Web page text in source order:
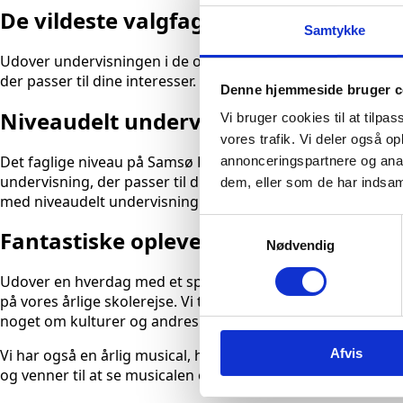
Samtykke
Denne hjemmeside bruger
Vi bruger cookies til at
vores trafik. Vi deler også
annonceringspartnere og
dem, eller som de har
Nødvendig
Afvis
De vildeste valgfag i 9. Klasse – til
Udover undervisningen i de obligatoriske skolefag, om
der passer til dine interesser. Flere gange om i løbet af
Niveaudelt undervisning
Det faglige niveau på Samsø Efterskole afgøres ikke bare
undervisning, der passer til dig – både i de fag, der
med niveaudelt undervisning kan vi tilbyde dig faglige
Fantastiske oplevelser med hele
Udover en hverdag med et spændende skema, byder et
på vores årlige skolerejse. Vi tager ud og oplever et
noget om kulturer og andres historie.
Vi har også en årlig musical, hvor vi river en hel uge ud af
og venner til at se musicalen og det er altid en fantastisk